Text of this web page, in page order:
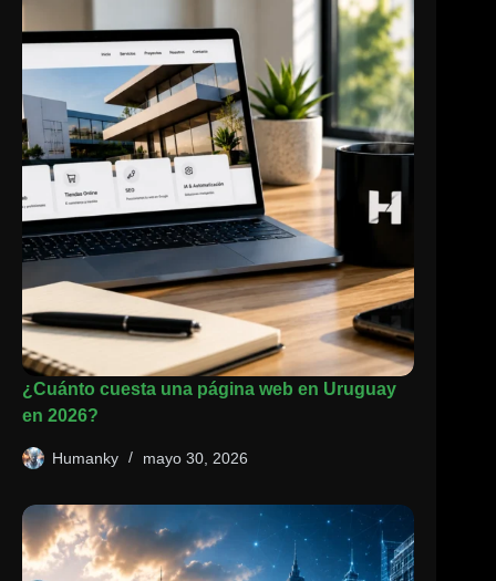
¿Cuánto cuesta una página web en Uruguay
en 2026?
Humanky mayo 30, 2026